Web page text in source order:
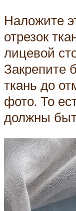
Наложите
отрезок
лицевой
Закрепите
ткань до
фото. То
должны